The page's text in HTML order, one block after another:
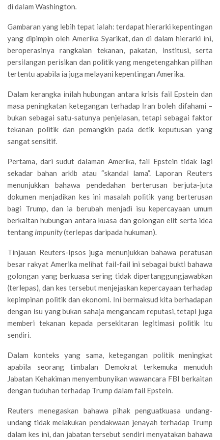
di dalam Washington.
Gambaran yang lebih tepat ialah: terdapat hierarki kepentingan
yang dipimpin oleh Amerika Syarikat, dan di dalam hierarki ini,
beroperasinya rangkaian tekanan, pakatan, institusi, serta
persilangan perisikan dan politik yang mengetengahkan pilihan
tertentu apabila ia juga melayani kepentingan Amerika.
Dalam kerangka inilah hubungan antara krisis fail Epstein dan
masa peningkatan ketegangan terhadap Iran boleh difahami –
bukan sebagai satu-satunya penjelasan, tetapi sebagai faktor
tekanan politik dan pemangkin pada detik keputusan yang
sangat sensitif.
Pertama, dari sudut dalaman Amerika, fail Epstein tidak lagi
sekadar bahan arkib atau “skandal lama”. Laporan Reuters
menunjukkan bahawa pendedahan berterusan berjuta-juta
dokumen menjadikan kes ini masalah politik yang berterusan
bagi Trump, dan ia berubah menjadi isu kepercayaan umum
berkaitan hubungan antara kuasa dan golongan elit serta idea
tentang impunity(terlepas daripada hukuman).
Tinjauan Reuters-Ipsos juga menunjukkan bahawa peratusan
besar rakyat Amerika melihat fail-fail ini sebagai bukti bahawa
golongan yang berkuasa sering tidak dipertanggungjawabkan
(terlepas), dan kes tersebut menjejaskan kepercayaan terhadap
kepimpinan politik dan ekonomi. Ini bermaksud kita berhadapan
dengan isu yang bukan sahaja mengancam reputasi, tetapi juga
memberi tekanan kepada persekitaran legitimasi politik itu
sendiri.
Dalam konteks yang sama, ketegangan politik meningkat
apabila seorang timbalan Demokrat terkemuka menuduh
Jabatan Kehakiman menyembunyikan wawancara FBI berkaitan
dengan tuduhan terhadap Trump dalam fail Epstein.
Reuters menegaskan bahawa pihak penguatkuasa undang-
undang tidak melakukan pendakwaan jenayah terhadap Trump
dalam kes ini, dan jabatan tersebut sendiri menyatakan bahawa